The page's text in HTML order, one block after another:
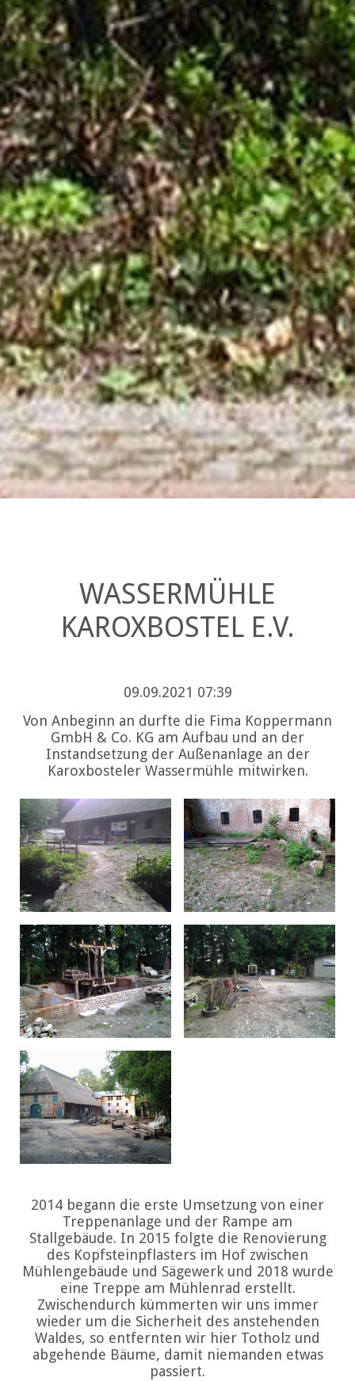
WASSERMÜHLE
KAROXBOSTEL E.V.
09.09.2021 07:39
Von Anbeginn an durfte die Fima Koppermann
GmbH & Co. KG am Aufbau und an der
Instandsetzung der Außenanlage an der
Karoxbosteler Wassermühle mitwirken.
2014 begann die erste Umsetzung von einer
Treppenanlage und der Rampe am
Stallgebäude. In 2015 folgte die Renovierung
des Kopfsteinpflasters im Hof zwischen
Mühlengebäude und Sägewerk und 2018 wurde
eine Treppe am Mühlenrad erstellt.
Zwischendurch kümmerten wir uns immer
wieder um die Sicherheit des anstehenden
Waldes, so entfernten wir hier Totholz und
abgehende Bäume, damit niemanden etwas
passiert.